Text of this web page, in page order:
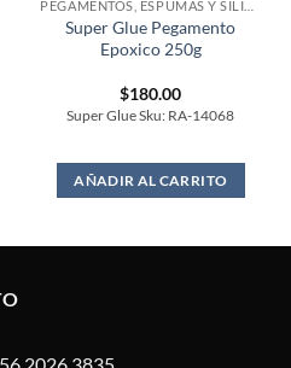
Super Glue Pegamento
Epoxico 250g
$180.00
Super Glue Sku: RA-14068
AÑADIR AL CARRITO